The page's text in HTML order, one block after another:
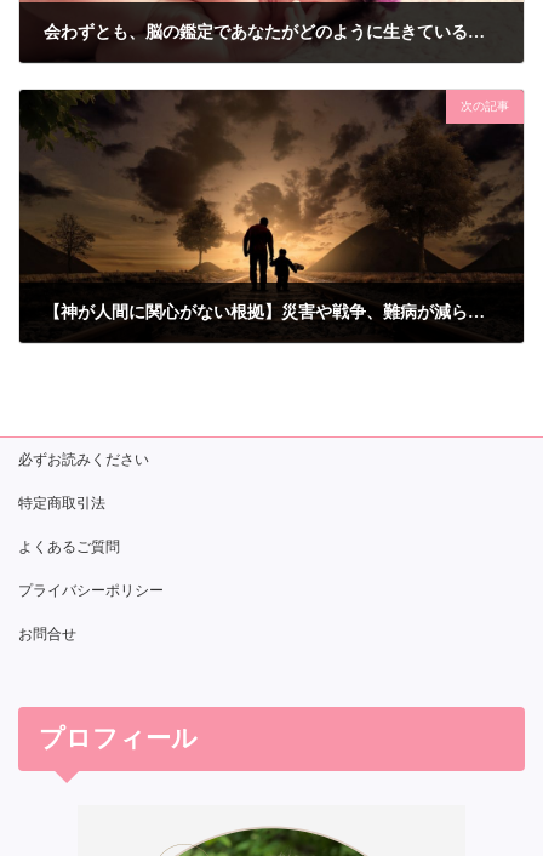
会わずとも、脳の鑑定であなたがどのように生きているかがわかる
次の記事
【神が人間に関心がない根拠】災害や戦争、難病が減らない？
必ずお読みください
特定商取引法
よくあるご質問
プライバシーポリシー
お問合せ
プロフィール